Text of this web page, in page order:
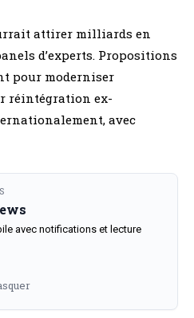
attirer milliards en
d’experts. Propositions
pour moderniser
réintégration ex-
avec
avec notifications et lecture